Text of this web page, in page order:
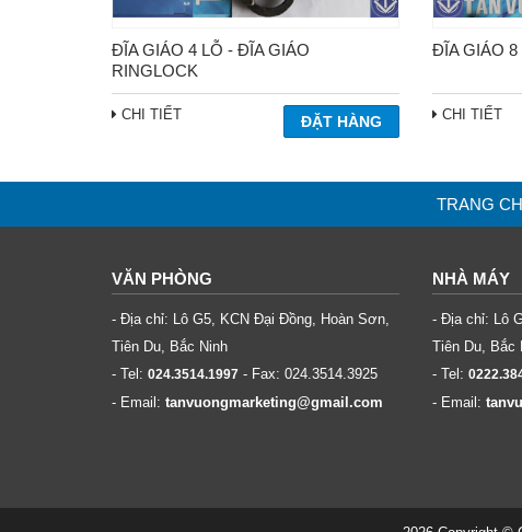
ĐĨA GIÁO 4 LỖ - ĐĨA GIÁO
RINGLOCK
CHI TIẾT
ĐĨA GIÁO 8
CHI TIẾT
TRANG
VĂN PHÒNG
- Địa chỉ: Lô G5, KCN Đại Đồng, Hoàn Sơn,
Tiên Du, Bắc Ninh
- Tel: 024.3514.1997 - Fax: 024.3514.3925
- Email: tanvuongmarketing@gmail.com
NHÀ MÁY
- Địa chỉ: Lô
Tiên Du, Bắc
- Tel:
- Email: